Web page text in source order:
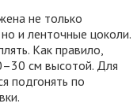
не только
и ленточные цоколи.
Как правило,
см высотой. Для
подгонять по